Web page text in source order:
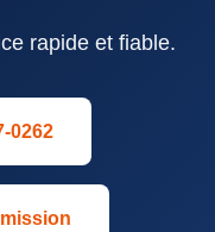
rapide et fiable.
0262